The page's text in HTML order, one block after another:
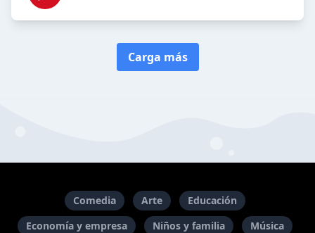
Carga más
Comedia Arte
Educación
Economía y empresa
Niños y familia
Música